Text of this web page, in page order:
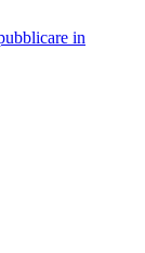
in